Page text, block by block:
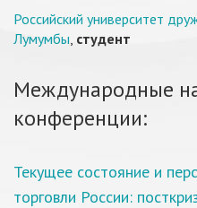
Российский университет
Лумумбы, студент
Международные
конференции:
Текущее состояние и
торговли России: